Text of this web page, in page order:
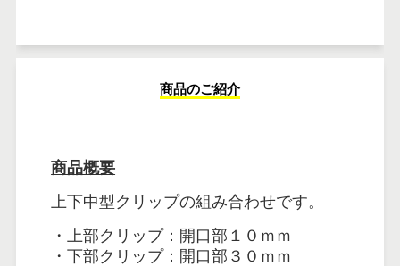
商品のご紹介
商品概要
上下中型クリップの組み合わせです。
・上部クリップ： 開口部１０ｍｍ
・下部クリップ：開口部３０ｍｍ